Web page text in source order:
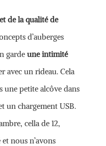
de la qualité de
d’auberges
garde une intimité
avec un rideau. Cela
une petite alcôve dans
un chargement USB.
cella de 12,
et nous n’avons